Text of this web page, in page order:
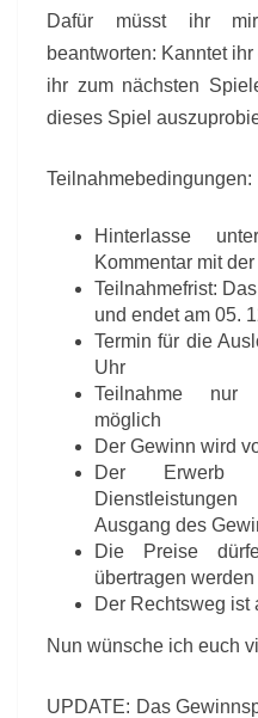
Dafür müsst ihr
beantworten: Kanntet
ihr zum nächsten
dieses Spiel
Teilnahmebedingungen:
Hinterlasse
Kommentar mit
Teilnahmefrist:
und endet am 05.
Termin für die
Uhr
Teilnahme nur
möglich
Der Gewinn wird
Der Erwerb
Ausgang des
Die Preise
übertragen werden
Der Rechtsweg ist
Nun wünsche ich euch
UPDATE: Das